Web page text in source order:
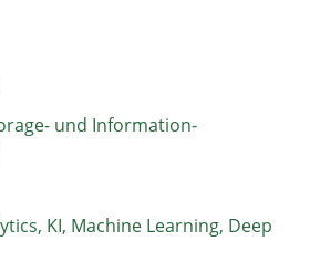
und Information-
KI, Machine Learning, Deep